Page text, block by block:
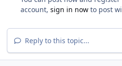
account, sign in now to post
Reply to this topic...